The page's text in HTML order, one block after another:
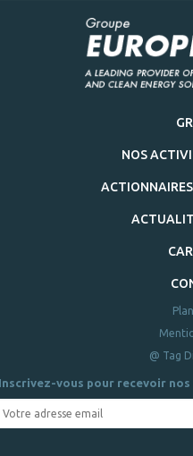
NOS
@ Tag
vous pour recevoir nos